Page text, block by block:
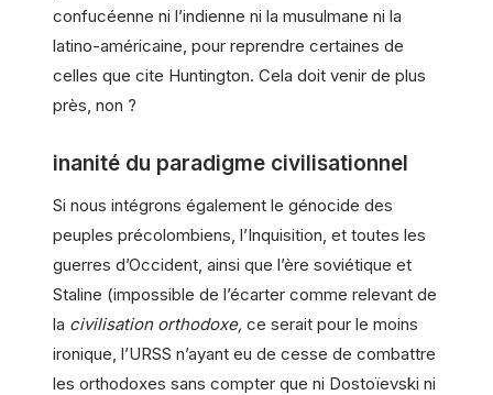
confucéenne ni l’indienne ni la musulmane ni la
latino-américaine, pour reprendre certaines de
celles que cite Huntington. Cela doit venir de plus
près, non ?
inanité du paradigme civilisationnel
Si nous intégrons également le génocide des
peuples précolombiens, l’Inquisition, et toutes les
guerres d’Occident, ainsi que l’ère soviétique et
Staline (impossible de l’écarter comme relevant de
la civilisation orthodoxe, ce serait pour le moins
ironique, l’URSS n’ayant eu de cesse de combattre
les orthodoxes sans compter que ni Dostoïevski ni